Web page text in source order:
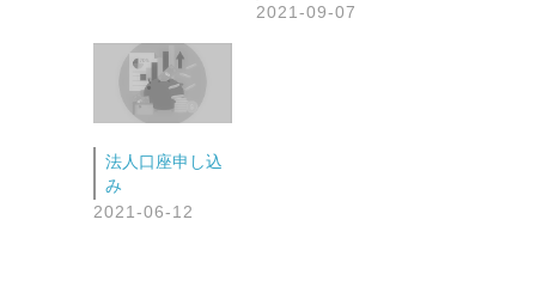
2021-09-07
法人口座申し込
み
2021-06-12